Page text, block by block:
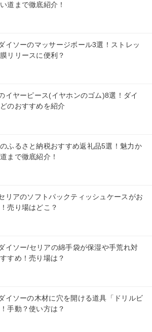
道まで徹底紹介！
イソーのマッサージボール3選！ストレッ
リリースに便利？
イヤーピース(イヤホンのゴム)8選！ダイ
のおすすめを紹介
ふるさと納税おすすめ返礼品5選！魅力か
まで徹底紹介！
リアのソフトパックティッシュケースがお
売り場はどこ？
イソー/セリアの綿手袋が保湿や手荒れ対
すめ！売り場は？
イソーの木材に穴を開ける道具「ドリルビ
手動？使い方は？